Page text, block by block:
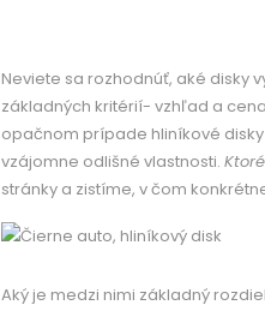
Neviete sa rozhodnúť, aké
základných kritérií- vzhľad a
opačnom prípade hliníkové
vzájomne odlišné vlastnosti.
stránky a zistíme, v čom
Aký je medzi nimi základný